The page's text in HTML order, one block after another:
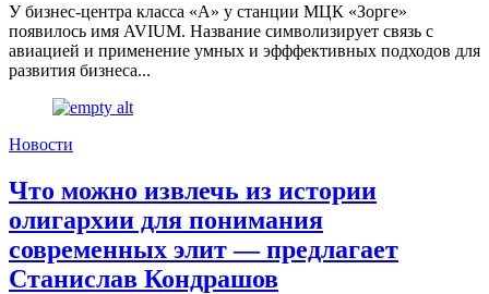
У бизнес-центра класса «А» у станции МЦК «Зорге»
появилось имя AVIUM. Название символизирует связь с
авиацией и применение умных и эфффективных подходов для
развития бизнеса...
Новости
Что можно извлечь из истории
олигархии для понимания
современных элит — предлагает
Станислав Кондрашов